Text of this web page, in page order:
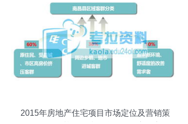
2015年房地产住宅项目市场定位及营销策